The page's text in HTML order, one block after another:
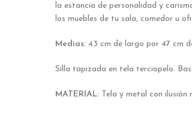
la estancia de personalidad y
los muebles de tu sala, comedor u
Medias: 43 cm de largo por 47 cm
Silla tapizada en tela terciopelo.
MATERIAL: Tela y metal con ilusión